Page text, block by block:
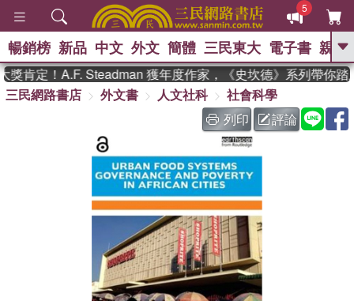
5
GO
熱搜： 東野圭吾 、 The Odyssey
、 如果歷史是一群喵 、 暑期
國際布克獎 臺灣漫遊錄 、 方
台灣的李登輝時代
孩：黎曼猜想 、 偉大的迷走神經
暢銷榜 新品 中文 外文 簡體 三民東大 電子書 親子
肯定！A.F. Steadman 獲年度作家，《史坎德》系列帶你踏上
三民網路書店
外文書 人文社科
社會科學
列印
評論